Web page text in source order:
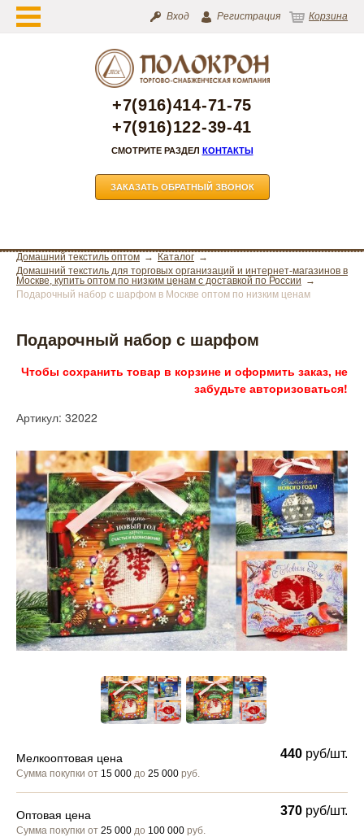
Вход Регистрация Корзина
+7(916)414-71-75
+7(916)122-39-41
СМОТРИТЕ РАЗДЕЛ КОНТАКТЫ
ЗАКАЗАТЬ ОБРАТНЫЙ ЗВОНОК
Домашний текстиль оптом
Каталог
Домашний текстиль для торговых организаций и интернет-магазинов в
Москве, купить оптом по низким ценам с доставкой по России
Подарочный набор с шарфом в Москве оптом по низким ценам
Подарочный набор с шарфом
Чтобы сохранить товар в корзине и оформить заказ, не
забудьте авторизоваться!
Артикул: 32022
Мелкооптовая цена
Сумма покупки от 15 000 до 25 000 руб.
440 руб/шт.
Оптовая цена
Сумма покупки от 25 000 до 100 000 руб.
370 руб/шт.